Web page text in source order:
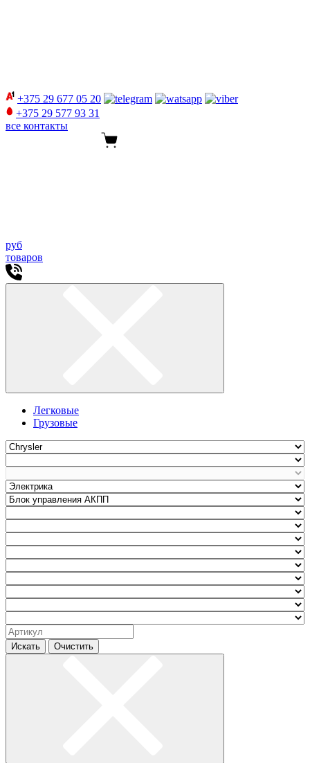
+375 29 677 05 20
+375 29 577 93 31
все контакты
руб
товаров
Легковые
Грузовые
Искать Очистить